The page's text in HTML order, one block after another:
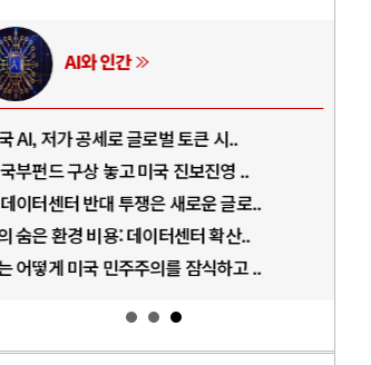
전쟁의 추상화: 우크라이나, 대리전의 역..
EU·우크라이나 드론 협력 직후, 러시아..
나토, 우크라 군사지원 2027년까지 공..
우크라이나, 덴마크, 에스토니아, 네덜란..
러·우크라, 대규모 공습 주고받아…민간 ..